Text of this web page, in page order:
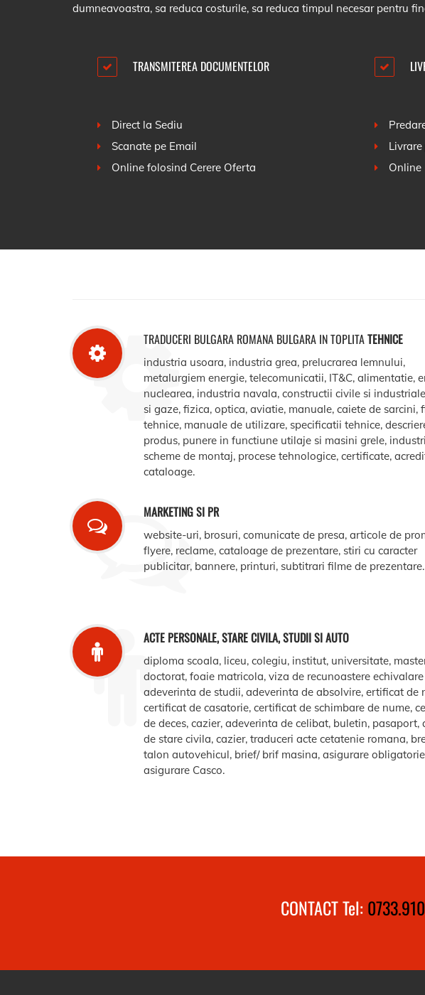
dumneavoastra, sa reduca costurile, sa reduca timpul necesar pentru
TRANSMITEREA DOCUMENTELOR
Direct la Sediu
Scanate pe Email
Online folosind Cerere Oferta
Online
TRADUCERI BULGARA ROMANA BULGARA IN TOPLITATEHNICE
industria usoara, industria grea, prelucrarea lemnului,
metalurgiem energie, telecomunicatii, IT&C, alimentatie,
nuclearea, industria navala, constructii civile si
si gaze, fizica, optica, aviatie, manuale, caiete de sarcini,
tehnice, manuale de utilizare, specificatii tehnice,
produs, punere in functiune utilaje si masini grele,
scheme de montaj, procese tehnologice, certificate,
cataloage.
MARKETING SI PR
website-uri, brosuri, comunicate de presa, articole de
flyere, reclame, cataloage de prezentare, stiri cu caracter
publicitar, bannere, printuri, subtitrari filme de prezentare.
ACTE PERSONALE, STARE CIVILA, STUDII SI AUTO
diploma scoala, liceu, colegiu, institut, universitate,
doctorat, foaie matricola, viza de recunoastere
adeverinta de studii, adeverinta de absolvire, ertificat de
certificat de casatorie, certificat de schimbare de nume,
de deces, cazier, adeverinta de celibat, buletin, pasaport,
de stare civila, cazier, traduceri acte cetatenie romana,
talon autovehicul, brief/ brif masina, asigurare
asigurare Casco.
CONTACT Tel: